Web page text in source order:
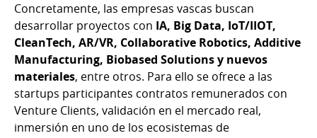
Concretamente, las empresas vascas buscan
desarrollar proyectos con IA, Big Data, IoT/IIOT,
CleanTech, AR/VR, Collaborative Robotics, Additive
Manufacturing, Biobased Solutions y nuevos
materiales, entre otros. Para ello se ofrece a las
startups participantes contratos remunerados con
Venture Clients, validación en el mercado real,
inmersión en uno de los ecosistemas de